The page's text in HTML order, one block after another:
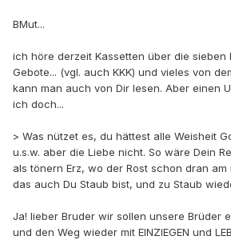
BMut...
ich höre derzeit Kassetten über die sieben
Gebote... (vgl. auch KKK) und vieles von
kann man auch von Dir lesen. Aber einen
ich doch...
> Was nützet es, du hättest alle Weisheit
u.s.w. aber die Liebe nicht. So wäre Dein
als tönern Erz, wo der Rost schon dran am
das auch Du Staub bist, und zu Staub
Ja! lieber Bruder wir sollen unsere Brüder
und den Weg wieder mit EINZIEGEN und